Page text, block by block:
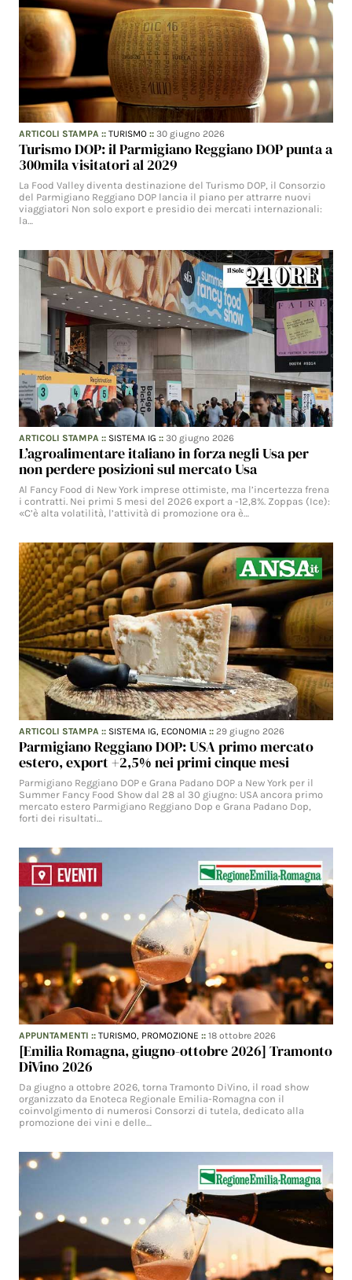
ARTICOLI STAMPA ::TURISMO ::30 giugno 2026
Turismo DOP: il Parmigiano Reggiano DOP punta a
300mila visitatori al 2029
La Food Valley diventa destinazione del Turismo DOP, il Consorzio
del Parmigiano Reggiano DOP lancia il piano per attrarre nuovi
viaggiatori Non solo export e presidio dei mercati internazionali:
la…
ARTICOLI STAMPA :: SISTEMA IG ::30 giugno 2026
L’agroalimentare italiano in forza negli Usa per
non perdere posizioni sul mercato Usa
Al Fancy Food di New York imprese ottimiste, ma l’incertezza frena
i contratti. Nei primi 5 mesi del 2026 export a -12,8%. Zoppas (Ice):
«C’è alta volatilità, l’attività di promozione ora è…
ARTICOLI STAMPA :: SISTEMA IG, ECONOMIA ::29 giugno 2026
Parmigiano Reggiano DOP: USA primo mercato
estero, export +2,5% nei primi cinque mesi
Parmigiano Reggiano DOP e Grana Padano DOP a New York per il
Summer Fancy Food Show dal 28 al 30 giugno: USA ancora primo
mercato estero Parmigiano Reggiano Dop e Grana Padano Dop,
forti dei risultati…
APPUNTAMENTI ::TURISMO, PROMOZIONE ::18 ottobre 2026
[Emilia Romagna, giugno-ottobre 2026] Tramonto
DiVino 2026
Da giugno a ottobre 2026, torna Tramonto DiVino, il road show
organizzato da Enoteca Regionale Emilia-Romagna con il
coinvolgimento di numerosi Consorzi di tutela, dedicato alla
promozione dei vini e delle…